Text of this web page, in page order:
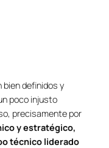
bien definidos y
poco injusto
precisamente por
y estratégico,
técnico liderado